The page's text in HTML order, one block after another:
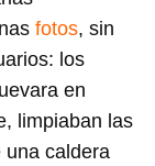
fotos, sin
los
en
limpiaban las
una caldera